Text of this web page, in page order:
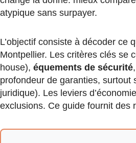
atypique sans surpayer.
L’objectif consiste à décoder ce
Montpellier. Les critères clés se
house), équements de sécurité,
profondeur de garanties, surtout
juridique). Les leviers
exclusions. Ce guide fournit des